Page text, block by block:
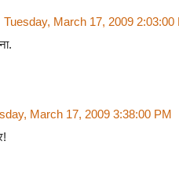
Tuesday, March 17, 2009 2:03:00
March 17, 2009 3:38:00 PM